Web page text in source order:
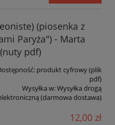
(piosenka z
Paryża") - Marta
pdf)
produkt cyfrowy (plik
pdf)
Wysyłka w:Wysyłka drogą
(darmowa dostawa)
12,00 zł